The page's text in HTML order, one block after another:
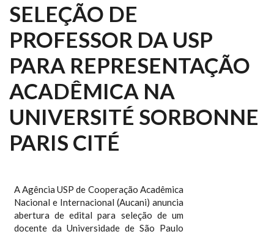
SELEÇÃO DE
PROFESSOR DA USP
PARA REPRESENTAÇÃO
ACADÊMICA NA
UNIVERSITÉ SORBONNE
PARIS CITÉ
A Agência USP de Cooperação Acadêmica
Nacional e Internacional (Aucani) anuncia
abertura de edital para seleção de um
docente da Universidade de São Paulo